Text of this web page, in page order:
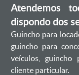
Atendemos
dispondo dos
Guincho para
guincho para
veículos, guincho
cliente particular.